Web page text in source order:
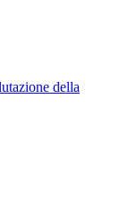
della